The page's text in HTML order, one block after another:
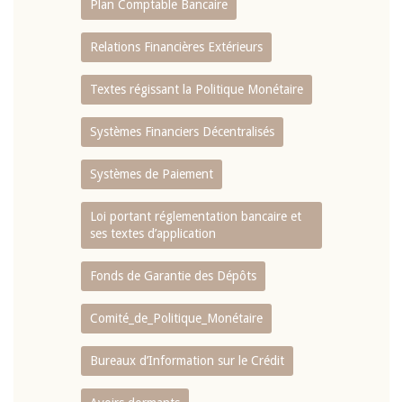
Plan Comptable Bancaire
Relations Financières Extérieurs
Textes régissant la Politique Monétaire
Systèmes Financiers Décentralisés
Systèmes de Paiement
Loi portant réglementation bancaire et
ses textes d’application
Fonds de Garantie des Dépôts
Comité_de_Politique_Monétaire
Bureaux d’Information sur le Crédit